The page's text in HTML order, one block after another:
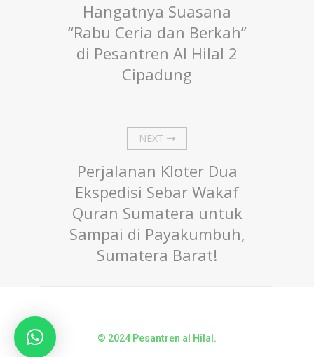
Hangatnya Suasana
“Rabu Ceria dan Berkah”
di Pesantren Al Hilal 2
Cipadung
NEXT
Perjalanan Kloter Dua
Ekspedisi Sebar Wakaf
Quran Sumatera untuk
Sampai di Payakumbuh,
Sumatera Barat!
© 2024 Pesantren al Hilal.